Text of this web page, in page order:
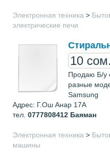
Электронная техника >
электрические печи
10 сом.
Продаю Б/у
разные
Samsung
Адрес: Г.Ош Анар 17А
тел. 0777808412 Баяман
Электронная техника >
машины